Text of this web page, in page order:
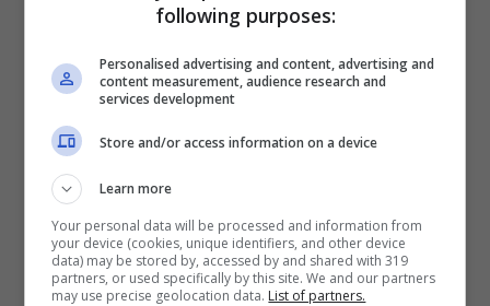
Jonathan,che in braccio alla propria
uno di un il
Cooper,della cui reazione vi
innamorerete…
following purposes:
Personalised advertising and content, advertising and
content measurement, audience research and
services development
Store and/or access information on a device
Learn more
Your personal data will be processed and information from
your device (cookies, unique identifiers, and other device
data) may be stored by, accessed by and shared with 319
partners, or used specifically by this site. We and our partners
may use precise geolocation data. List of partners.